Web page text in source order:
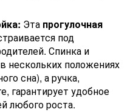
Эта прогулочная
под
Спинка и
нескольких положениях
сна), а ручка,
гарантирует удобное
любого роста.